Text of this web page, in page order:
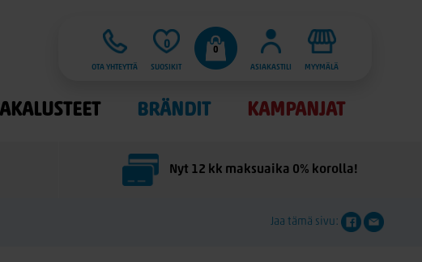
OTA YHTEYTTÄ
0
SUOSIKIT
0
ASIAKASTILI
MYYMÄLÄ
BRÄNDIT KAMPANJAT
Nyt 12 kk maksuaika 0% korolla!
Jaa tämä sivu: